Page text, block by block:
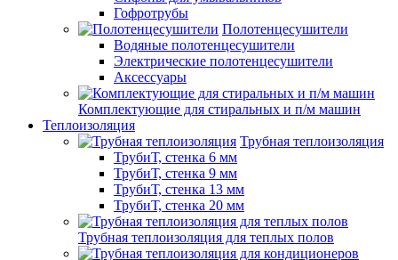
Гофротрубы
Полотенцесушители
Водяные полотенцесушители
Электрические полотенцесушители
Аксессуары
Комплектующие для стиральных и п/м машин
Теплоизоляция
Трубная теплоизоляция
ТрубиТ, стенка 6 мм
ТрубиТ, стенка 9 мм
ТрубиТ, стенка 13 мм
ТрубиТ, стенка 20 мм
Трубная теплоизоляция для теплых полов